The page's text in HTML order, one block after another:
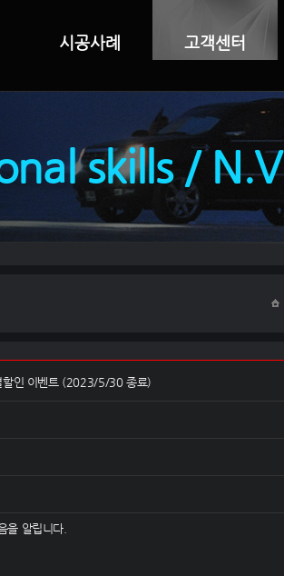
시공사례 고객센터
skills /
할인 이벤트 (2023/5/30 종료)
을 알립니다.